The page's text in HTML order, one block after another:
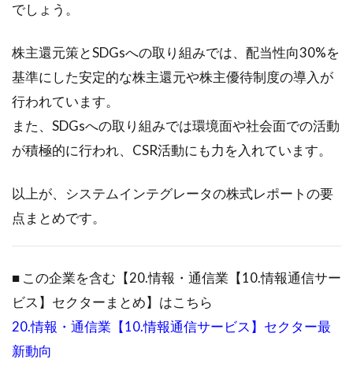
でしょう。
株主還元策とSDGsへの取り組みでは、配当性向30%を
基準にした安定的な株主還元や株主優待制度の導入が
行われています。
また、SDGsへの取り組みでは環境面や社会面での活動
が積極的に行われ、CSR活動にも力を入れています。
以上が、システムインテグレータの株式レポートの要
点まとめです。
■ この企業を含む【20.情報・通信業【10.情報通信サー
ビス】セクターまとめ】はこちら
20.情報・通信業【10.情報通信サービス】セクター最
新動向